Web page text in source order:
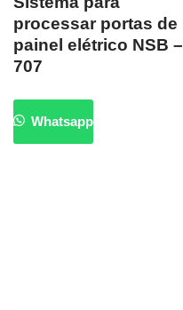
processar portas de
painel elétrico NSB –
707
Whatsapp